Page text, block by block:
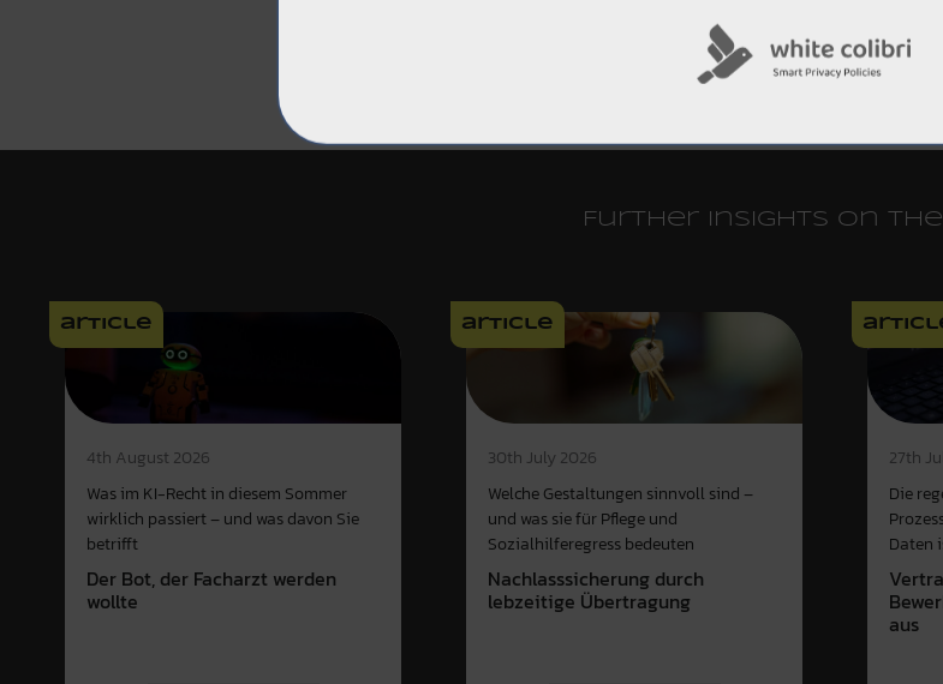
Further insights on
article
4th August 2026
Was im KI-Recht in diesem Sommer
wirklich passiert – und was davon Sie
betrifft
Der Bot, der Facharzt werden
wollte
article
30th July 2026
Welche Gestaltungen sinnvoll sind –
und was sie für Pflege und
Sozialhilferegress bedeuten
Nachlasssicherung durch
lebzeitige Übertragung
27th
Die
Daten
aus